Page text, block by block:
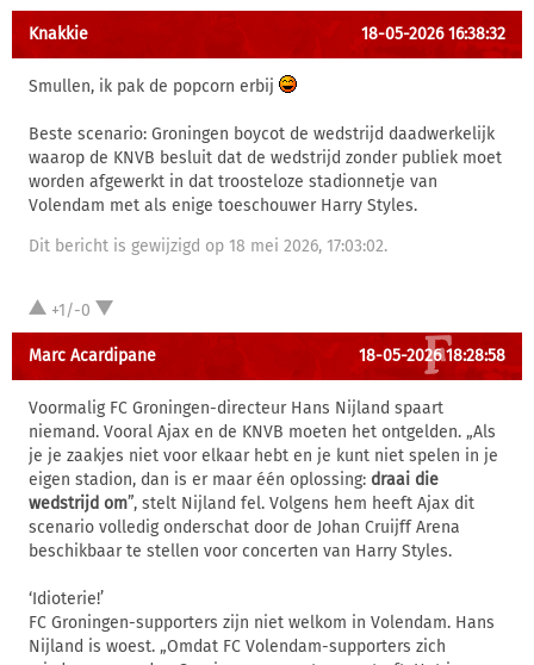
Knakkie 18-05-2026 16:38:32
Smullen, ik pak de popcorn erbij
Beste scenario: Groningen boycot de wedstrijd daadwerkelijk
waarop de KNVB besluit dat de wedstrijd zonder publiek moet
worden afgewerkt in dat troosteloze stadionnetje van
Volendam met als enige toeschouwer Harry Styles.
Dit bericht is gewijzigd op 18 mei 2026, 17:03:02.
+1/-0
Marc Acardipane 18-05-2026 18:28:58
Voormalig FC Groningen-directeur Hans Nijland spaart
niemand. Vooral Ajax en de KNVB moeten het ontgelden. „Als
je je zaakjes niet voor elkaar hebt en je kunt niet spelen in je
eigen stadion, dan is er maar één oplossing: draai die
wedstrijd om”, stelt Nijland fel. Volgens hem heeft Ajax dit
scenario volledig onderschat door de Johan Cruijff Arena
beschikbaar te stellen voor concerten van Harry Styles.
‘Idioterie!’
FC Groningen-supporters zijn niet welkom in Volendam. Hans
Nijland is woest. „Omdat FC Volendam-supporters zich